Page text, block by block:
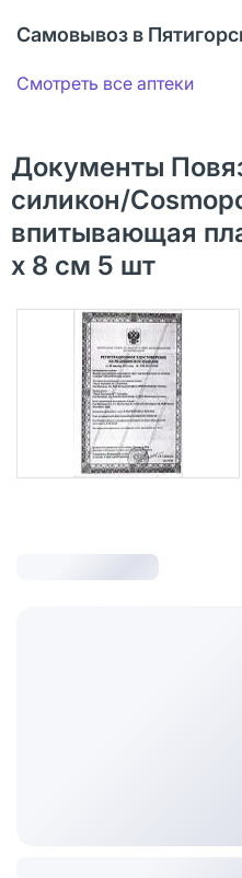
Самовывоз в
Смотреть все аптеки
Документы
силикон/
впитывающая
х 8 см 5 шт